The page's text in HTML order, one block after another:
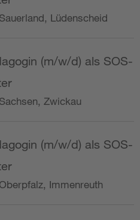
Lüdenscheid
(m/w/d) als SOS-
Zwickau
(m/w/d) als SOS-
Immenreuth